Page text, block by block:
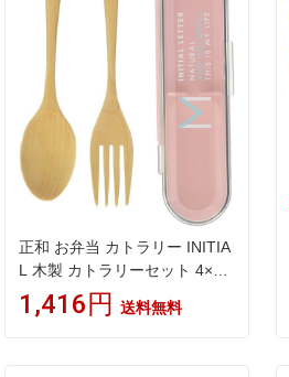
正和 お弁当 カトラリー INITIA
L 木製 カトラリーセット 4×17
×2.6cm
1,416円 送料無料